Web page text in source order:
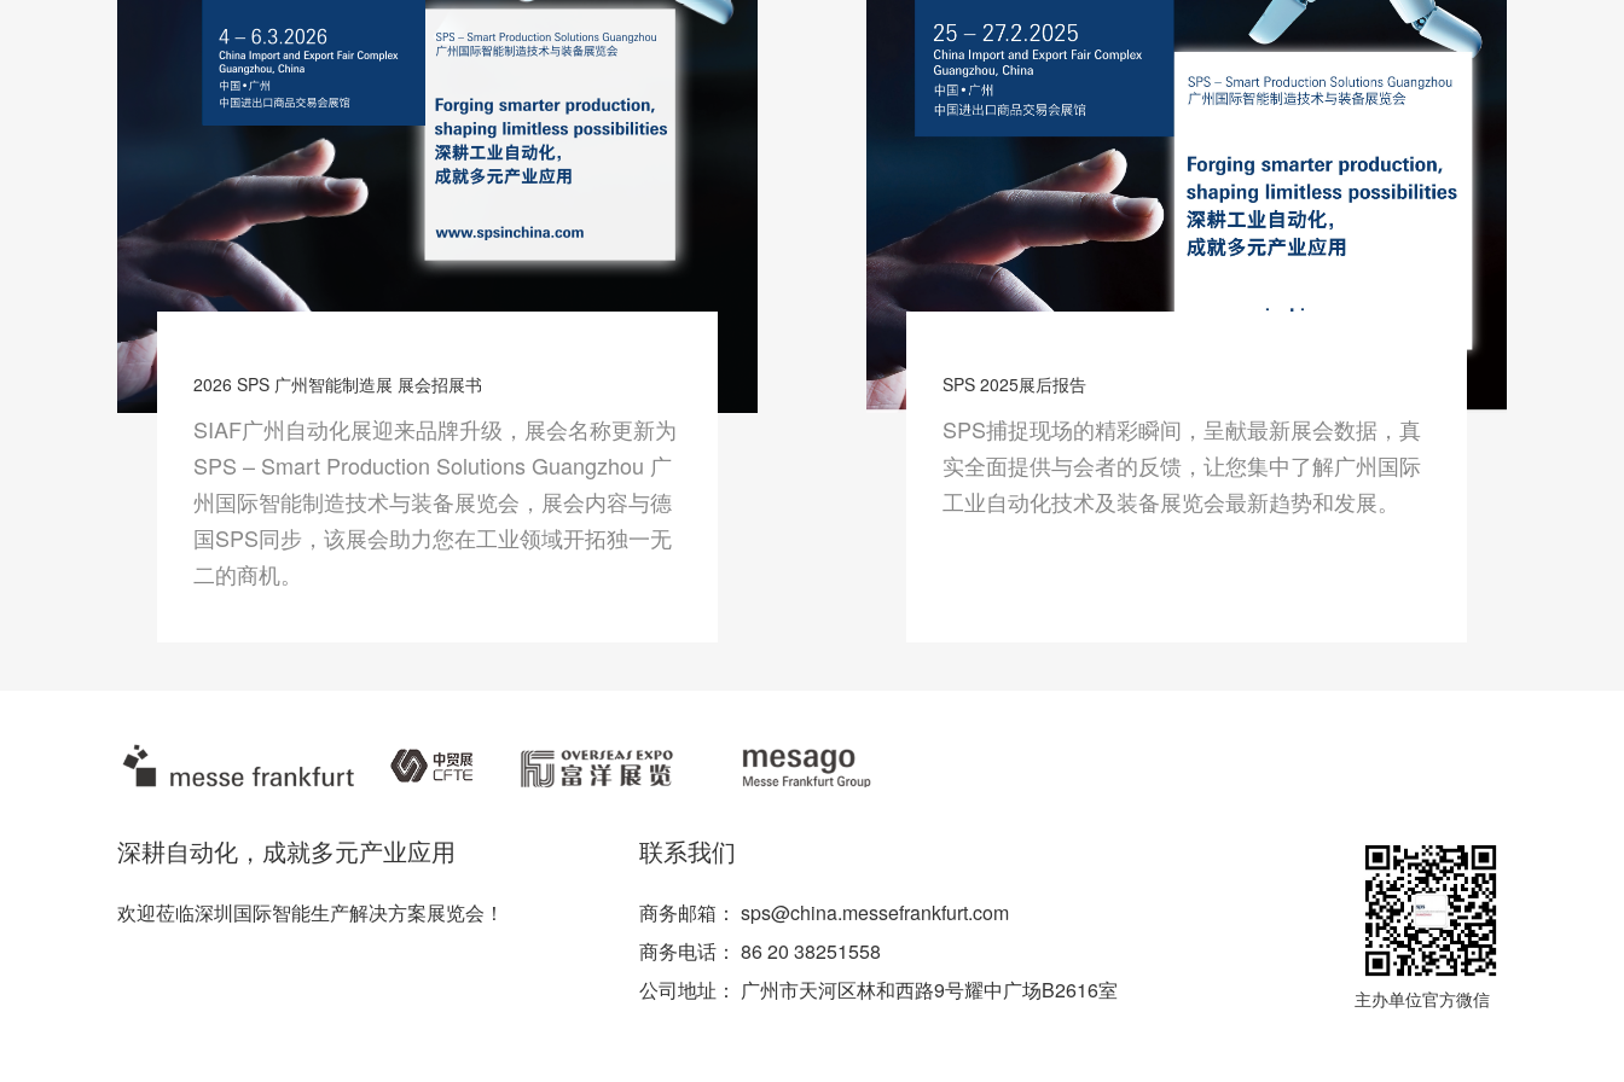
2026 SPS 广州智能制造展 展会招展书
SIAF广州自动化展迎来品牌升级，展会名称更新为
SPS – Smart Production Solutions Guangzhou 广
州国际智能制造技术与装备展览会，展会内容与德
国SPS同步，该展会助力您在工业领域开拓独一无
二的商机。
SPS 2025展后报告
SPS捕捉现场的精彩瞬间，呈献最新展会数据，真
实全面提供与会者的反馈，让您集中了解广州国际
工业自动化技术及装备展览会最新趋势和发展。
深耕自动化，成就多元产业应用
欢迎莅临深圳国际智能生产解决方案展览会！
联系我们
商务邮箱： sps@china.messefrankfurt.com
商务电话： 86 20 38251558
公司地址： 广州市天河区林和西路9号耀中广场B2616室 主办单位官方微信